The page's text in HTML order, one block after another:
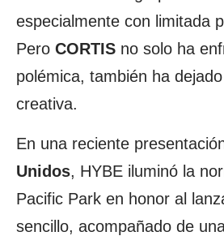
especialmente con limitada
Pero CORTIS no solo ha
polémica, también ha
creativa.
En una reciente
Unidos, HYBE iluminó la
Pacific Park en honor al
sencillo, acompañado de